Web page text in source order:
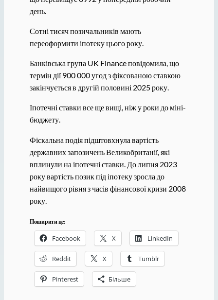
день.
Сотні тисяч позичальників мають
переоформити іпотеку цього року.
Банківська група UK Finance повідомила, що
термін дії 900 000 угод з фіксованою ставкою
закінчується в другій половині 2025 року.
Іпотечні ставки все ще вищі, ніж у роки до міні-
бюджету.
Фіскальна подія підштовхнула вартість
державних запозичень Великобританії, які
вплинули на іпотечні ставки. До липня 2023
року вартість позик під іпотеку зросла до
найвищого рівня з часів фінансової кризи 2008
року.
Поширити це:
Facebook X LinkedIn
Reddit X Tumblr
Pinterest Більше